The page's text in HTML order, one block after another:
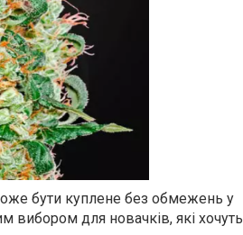
бути куплене без обмежень у
вибором для новачків, які хочуть